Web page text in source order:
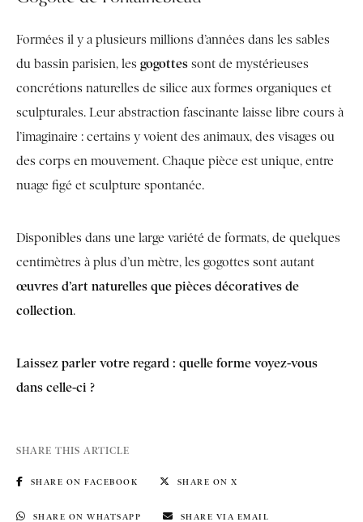
Formées il y a plusieurs millions d’années dans les sables
du bassin parisien, les gogottes sont de mystérieuses
concrétions naturelles de silice aux formes organiques et
sculpturales. Leur abstraction fascinante laisse libre cours à
l’imaginaire : certains y voient des animaux, des visages ou
des corps en mouvement. Chaque pièce est unique, entre
nuage figé et sculpture spontanée.
Disponibles dans une large variété de formats, de quelques
centimètres à plus d’un mètre, les gogottes sont autant
œuvres d’art naturelles que pièces décoratives de
collection.
Laissez parler votre regard : quelle forme voyez-vous
dans celle-ci ?
SHARE THIS ARTICLE
SHARE ON FACEBOOK SHARE ON X
SHARE ON WHATSAPP SHARE VIA EMAIL